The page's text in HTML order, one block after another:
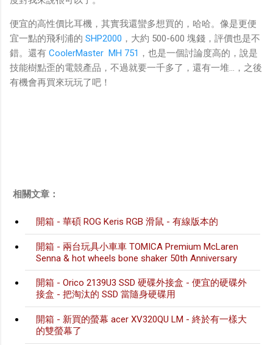
便宜的高性價比耳機，其實我還蠻多想買的，哈哈。像是更便
宜一點的飛利浦的 SHP2000 ，大約 500-600 塊錢，評價也是不
錯。還有 CoolerMaster MH 751 ，也是一個討論度高的，說是
技能樹點歪的電競產品，不過就要一千多了，還有一堆…，之後
有機會再買來玩玩了吧！
相關文章：
開箱 - 華碩 ROG Keris RGB 滑鼠 - 有線版本的
開箱 - 兩台玩具小車車 TOMICA Premium McLaren
Senna & hot wheels bone shaker 50th Anniversary
開箱 - Orico 2139U3 SSD 硬碟外接盒 - 便宜的硬碟外
接盒 - 把淘汰的 SSD 當隨身硬碟用
開箱 - 新買的螢幕 acer XV320QU LM - 終於有一樣大
的雙螢幕了